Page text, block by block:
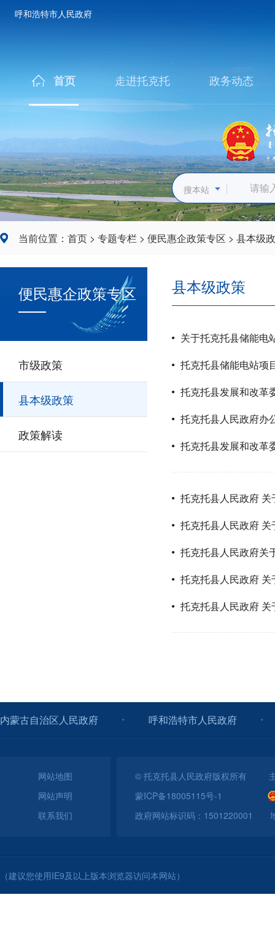
呼和浩特市人民政府
首页 走进托克托 政务动态
搜本站
当前位置： 首页 > 专题专栏 > 便民惠企政策专区 > 县本级
便民惠企政策专区
市级政策
县本级政策
政策解读
县本级政策
关于托克托县储能电
托克托县储能电站项
托克托县发展和改革
托克托县人民政府办
托克托县发展和改革
托克托县人民政府
托克托县人民政府
托克托县人民政府关
托克托县人民政府
托克托县人民政府
内蒙古自治区人民政府 呼和浩特市人民政府
网站地图
网站声明
联系我们
© 托克托县人民政府版权所有 主
蒙ICP备18005115号-1
政府网站标识码：1501220001 地
（建议您使用IE9及以上版本浏览器访问本网站）